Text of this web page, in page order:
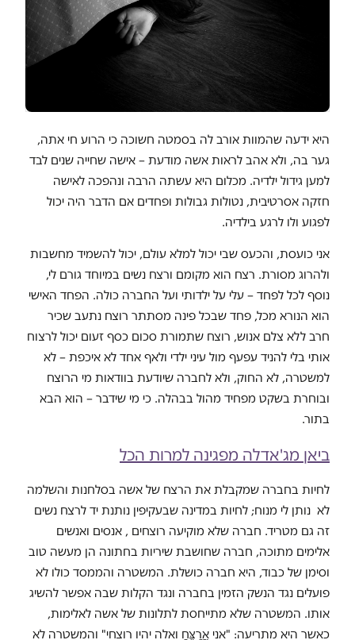
היא ידעה שהמוות אורב לה בסמטה חשוכה כי הרוע חי אתה,
גער בה, ולא אהב לראות אשה מודעת – אישה שחייה שנים לבד
למען גידול ילדיה. מכלום היא עשתה הרבה ונהפכה לאישה
חזקה אסרטיבית, נטולות גבולות ופחדים אם הדבר היה יכול
לפגוע ולו לרגע בילדיה.
אני כועסת, והכעס שבי יכול למלא עולם, יכול להשמיד מחשבות
ולהרוג מסורת. רצח הוא מקומם ורצח נשים במיוחד גורם לי,
נוסף לכל לפחד – עלי על ילדותי ועל החברה כולה. הפחד האישי
הוא הנורא מכל, פחד שבכל פינה מסתתר רוצח נתעב שכיר
חרב ללא צלם אנוש, רוצח שתמורת סכום כסף זעום יכול לרצוח
אותי בלי להניד עפעף מול עיני ילדי ולאף אחד לא איכפת – לא
למשטרה, לא החוק, ולא לחברה שיודעת בוודאות מי הרוצח
ובוחרת בשקט מפחיד מהול בבהלה. כי מי שידבר – הוא הבא
בתור.
ביאן מג'אדלה מפגינה למרות הכל
לחיות בחברה שמקבלת את הרצח של אשה בסלחנות והשלמה
לא נותן לי מנוח; לחיות במדינה שבעקיפין נותנת יד לרצח נשים
זה גם מטריד. חברה שלא מוקיעה רוצחים , אנסים ואנשים
אלימים מתוכה, חברה שחושבת שיריות בחתונה הן מעשה טוב
וסימן של כבוד, היא חברה כושלת. המשטרה והממסד כולו לא
פועלים נגד הנשק הזמין בחברה ונגד הקלות שבה אפשר להשיג
אותו. המשטרה שלא מתייחסת לתלונות של אשה לאלימות,
כאשר היא מתריעה: "אני אֲרַצֵּחַ ואלה יהיו רוצחי" והמשטרה לא